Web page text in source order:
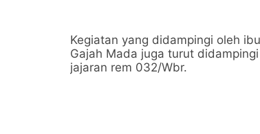
Kegiatan yang didampingi oleh
Gajah Mada juga turut
jajaran rem 032/Wbr.